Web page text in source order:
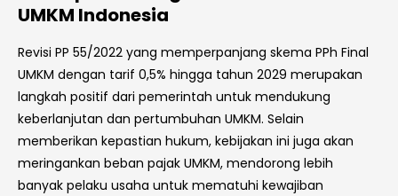
UMKM Indonesia
Revisi PP 55/2022 yang memperpanjang skema PPh Final
UMKM dengan tarif 0,5% hingga tahun 2029 merupakan
langkah positif dari pemerintah untuk mendukung
keberlanjutan dan pertumbuhan UMKM. Selain
memberikan kepastian hukum, kebijakan ini juga akan
meringankan beban pajak UMKM, mendorong lebih
banyak pelaku usaha untuk mematuhi kewajiban